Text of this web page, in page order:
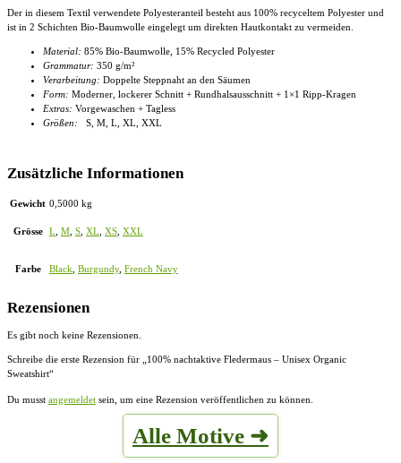
Der in diesem Textil verwendete Polyesteranteil besteht aus 100% recyceltem Polyester und
ist in 2 Schichten Bio-Baumwolle eingelegt um direkten Hautkontakt zu vermeiden.
Material: 85% Bio-Baumwolle, 15% Recycled Polyester
Grammatur: 350 g/m²
Verarbeitung: Doppelte Steppnaht an den Säumen
Form: Moderner, lockerer Schnitt + Rundhalsausschnitt + 1×1 Ripp-Kragen
Extras: Vorgewaschen + Tagless
Größen: S, M, L, XL, XXL
Zusätzliche Informationen
Gewicht 0,5000 kg
Grösse L, M, S, XL, XS, XXL
Farbe Black, Burgundy, French Navy
Rezensionen
Es gibt noch keine Rezensionen.
Schreibe die erste Rezension für „100% nachtaktive Fledermaus – Unisex Organic
Sweatshirt“
Du musst angemeldet sein, um eine Rezension veröffentlichen zu können.
Alle Motive ➜